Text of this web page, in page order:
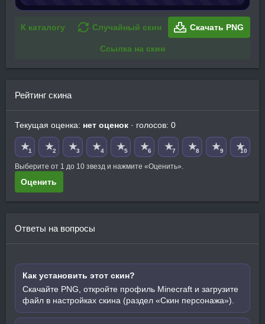
К каталогу Случайный скин Скачать PNG
Ссылка на скин
Рейтинг скина
Текущая оценка: нет оценок · голосов: 0
★1 ★2 ★3 ★4 ★5 ★6 ★7 ★8 ★9 ★10
Выберите от 1 до 10 звезд и нажмите «Оценить».
Оценить
Ответы на вопросы
Как установить этот скин?
Скачайте PNG, откройте профиль Minecraft и загрузите
файл в настройках скина (раздел «Скин персонажа»).